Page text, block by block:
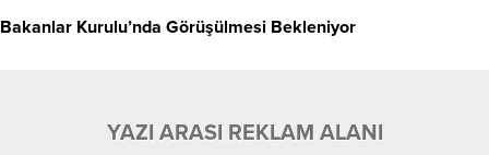
Bakanlar Kurulu’nda Görüşülmesi Bekleniyor
YAZI ARASI REKLAM ALANI